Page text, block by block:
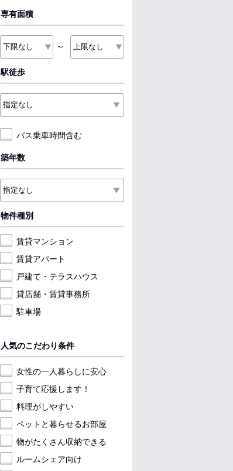
専有面積
～
駅徒歩
バス乗車時間含む
築年数
物件種別
賃貸マンション
賃貸アパート
戸建て・テラスハウス
貸店舗・賃貸事務所
駐車場
人気のこだわり条件
女性の一人暮らしに安心
子育て応援します！
料理がしやすい
ペットと暮らせるお部屋
物がたくさん収納できる
ルームシェア向け